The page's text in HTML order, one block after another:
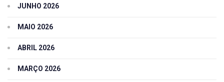
JUNHO 2026
MAIO 2026
ABRIL 2026
MARÇO 2026